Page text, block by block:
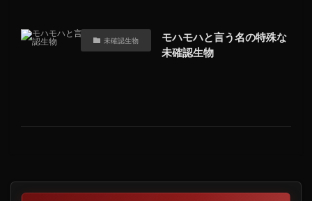
未確認生物
モハモハと言う名の特殊な
未確認生物